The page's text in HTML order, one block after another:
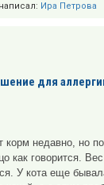
Ира Петрова
для
корм недавно, но
как говорится.
У кота еще